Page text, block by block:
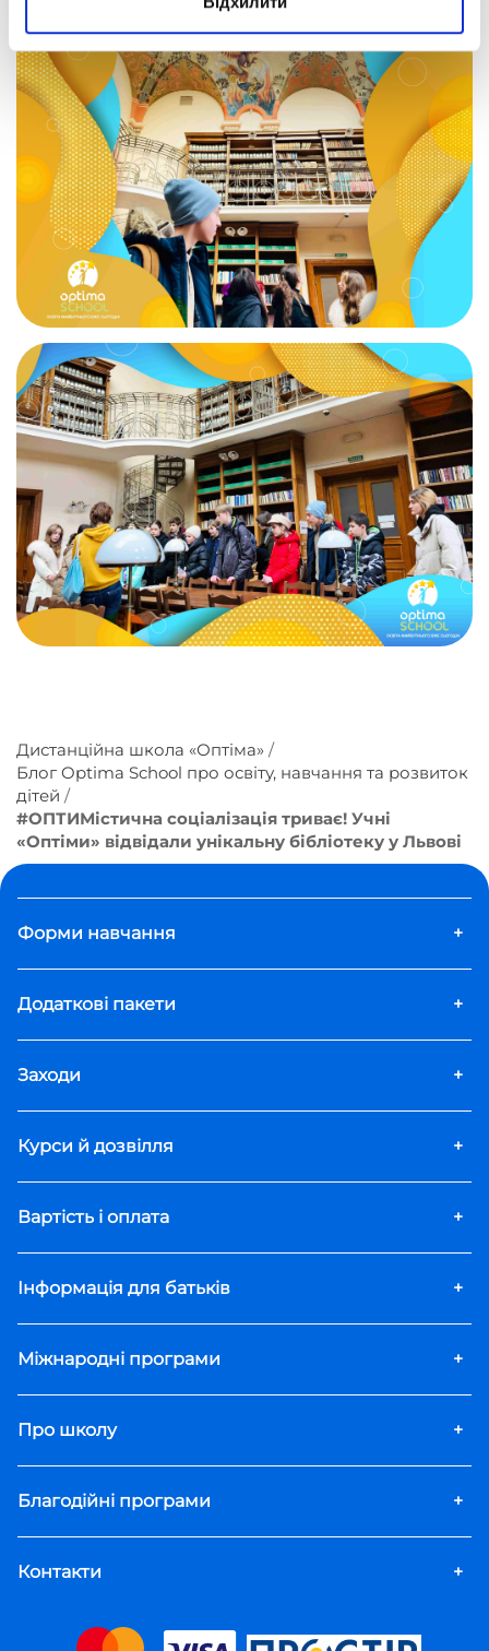
Дистанційна школа «Оптіма»
Блог Optima School про освіту, навчання та розвиток
дітей
#ОПТИМістична соціалізація триває! Учні
«Оптіми» відвідали унікальну бібліотеку у Львові
Форми навчання +
Додаткові пакети +
Заходи +
Курси й дозвілля +
Вартість і оплата +
Інформація для батьків +
Міжнародні програми +
Про школу +
Благодійні програми +
Контакти +